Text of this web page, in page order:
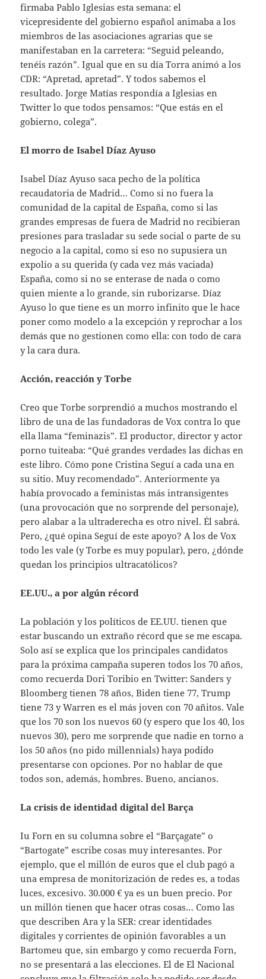
firmaba Pablo Iglesias esta semana: el
vicepresidente del gobierno español animaba a los
miembros de las asociaciones agrarias que se
manifestaban en la carretera: “Seguid peleando,
tenéis razón”. Igual que en su día Torra animó a los
CDR: “Apretad, apretad”. Y todos sabemos el
resultado. Jorge Matías respondía a Iglesias en
Twitter lo que todos pensamos: “Que estás en el
gobierno, colega”.
El morro de Isabel Díaz Ayuso
Isabel Díaz Ayuso saca pecho de la política
recaudatoria de Madrid… Como si no fuera la
comunidad de la capital de España, como si las
grandes empresas de fuera de Madrid no recibieran
presiones para trasladar su sede social o parte de su
negocio a la capital, como si eso no supusiera un
expolio a su querida (y cada vez más vaciada)
España, como si no se enterase de nada o como
quien miente a lo grande, sin ruborizarse. Díaz
Ayuso lo que tiene es un morro infinito que le hace
poner como modelo a la excepción y reprochar a los
demás que no gestionen como ella: con todo de cara
y la cara dura.
Acción, reacción y Torbe
Creo que Torbe sorprendió a muchos mostrando el
libro de una de las fundadoras de Vox contra lo que
ella llama “feminazis”. El productor, director y actor
porno tuiteaba: “Qué grandes verdades las dichas en
este libro. Cómo pone Cristina Seguí a cada una en
su sitio. Muy recomendado”. Anteriormente ya
había provocado a feministas más intransigentes
(una provocación que no sorprende del personaje),
pero alabar a la ultraderecha es otro nivel. Él sabrá.
Pero, ¿qué opina Seguí de este apoyo? A los de Vox
todo les vale (y Torbe es muy popular), pero, ¿dónde
quedan los principios ultracatólicos?
EE.UU., a por algún récord
La población y los políticos de EE.UU. tienen que
estar buscando un extraño récord que se me escapa.
Solo así se explica que los principales candidatos
para la próxima campaña superen todos los 70 años,
como recuerda Dori Toribio en Twitter: Sanders y
Bloomberg tienen 78 años, Biden tiene 77, Trump
tiene 73 y Warren es el más joven con 70 añitos. Vale
que los 70 son los nuevos 60 (y espero que los 40, los
nuevos 30), pero me sorprende que nadie en torno a
los 50 años (no pido millennials) haya podido
presentarse con opciones. Por no hablar de que
todos son, además, hombres. Bueno, ancianos.
La crisis de identidad digital del Barça
Iu Forn en su columna sobre el “Barçagate” o
“Bartogate” escribe cosas muy interesantes. Por
ejemplo, que el millón de euros que el club pagó a
una empresa de monitorización de redes es, a todas
luces, excesivo. 30.000 € ya es un buen precio. Por
un millón tienen que hacer otras cosas… Como las
que describen Ara y la SER: crear identidades
digitales y corrientes de opinión favorables a un
Bartomeu que, sin embargo y como recuerda Forn,
no se presentará a las elecciones. El de El Nacional